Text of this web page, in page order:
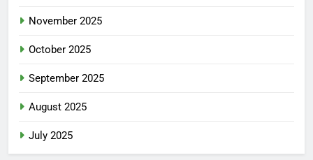
November 2025
October 2025
September 2025
August 2025
July 2025